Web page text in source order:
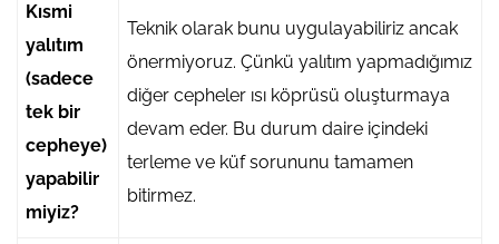
Kısmi
yalıtım
(sadece
tek bir
cepheye)
yapabilir
miyiz?
Teknik olarak bunu uygulayabiliriz ancak
önermiyoruz. Çünkü yalıtım yapmadığımız
diğer cepheler ısı köprüsü oluşturmaya
devam eder. Bu durum daire içindeki
terleme ve küf sorununu tamamen
bitirmez.